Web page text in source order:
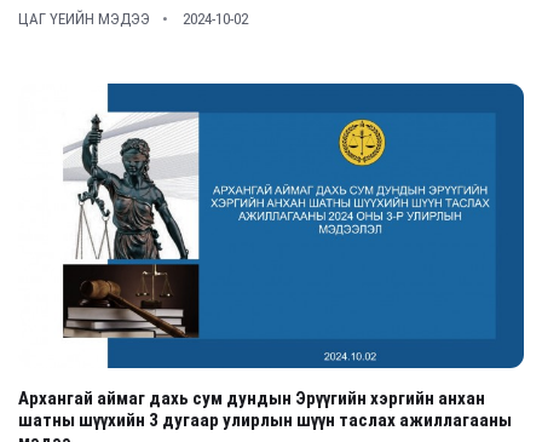
ЦАГ ҮЕИЙН МЭДЭЭ 2024-10-02
Архангай аймаг дахь сум дундын Эрүүгийн хэргийн анхан
шатны шүүхийн 3 дугаар улирлын шүүн таслах ажиллагааны